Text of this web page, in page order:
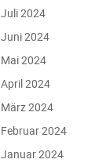
Juli 2024
Juni 2024
Mai 2024
April 2024
März 2024
Februar 2024
Januar 2024